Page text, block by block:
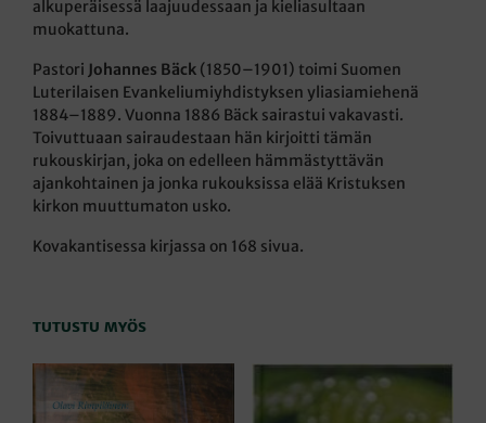
alkuperäisessä laajuudessaan ja kieliasultaan
muokattuna.
Pastori Johannes Bäck (1850–1901) toimi Suomen
Luterilaisen Evankeliumiyhdistyksen yliasiamiehenä
1884–1889. Vuonna 1886 Bäck sairastui vakavasti.
Toivuttuaan sairaudestaan hän kirjoitti tämän
rukouskirjan, joka on edelleen hämmästyttävän
ajankohtainen ja jonka rukouksissa elää Kristuksen
kirkon muuttumaton usko.
Kovakantisessa kirjassa on 168 sivua.
TUTUSTU MYÖS